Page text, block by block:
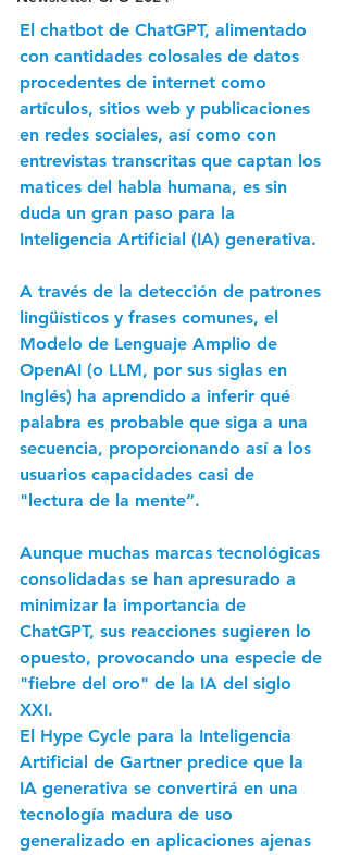
El chatbot de ChatGPT, alimentado
con cantidades colosales de datos
procedentes de internet como
artículos, sitios web y publicaciones
en redes sociales, así como con
entrevistas transcritas que captan los
matices del habla humana, es sin
duda un gran paso para la
Inteligencia Artificial (IA) generativa.
A través de la detección de patrones
lingüísticos y frases comunes, el
Modelo de Lenguaje Amplio de
OpenAI (o LLM, por sus siglas en
Inglés) ha aprendido a inferir qué
palabra es probable que siga a una
secuencia, proporcionando así a los
usuarios capacidades casi de
"lectura de la mente”.
Aunque muchas marcas tecnológicas
consolidadas se han apresurado a
minimizar la importancia de
ChatGPT, sus reacciones sugieren lo
opuesto, provocando una especie de
"fiebre del oro" de la IA del siglo
XXI.
El Hype Cycle para la Inteligencia
Artificial de Gartner predice que la
IA generativa se convertirá en una
tecnología madura de uso
generalizado en aplicaciones ajenas